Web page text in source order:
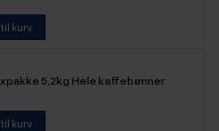
kurv
5,2kg Hele kaffebønner
kurv